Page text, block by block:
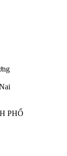
PHỐ